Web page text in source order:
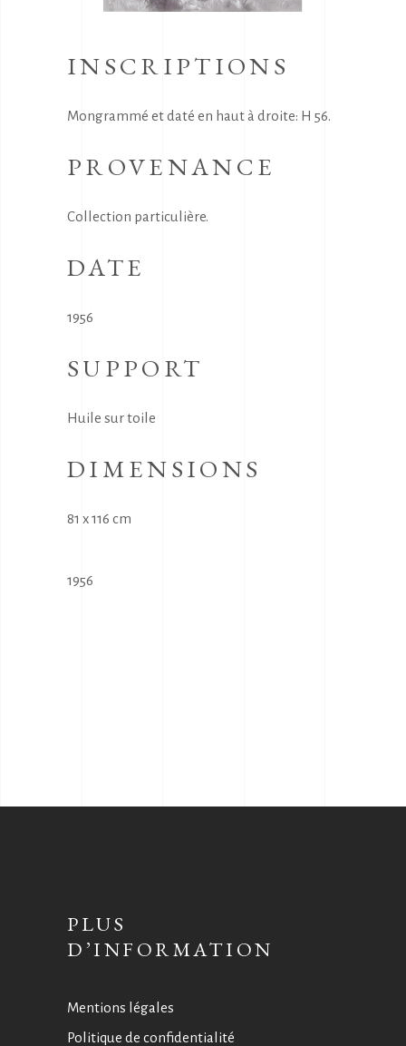
INSCRIPTIONS
Mongrammé et daté en haut à droite: H 56.
PROVENANCE
Collection particulière.
DATE
1956
SUPPORT
Huile sur toile
DIMENSIONS
81 x 116 cm
1956
PLUS
D’INFORMATION
Mentions légales
Politique de confidentialité